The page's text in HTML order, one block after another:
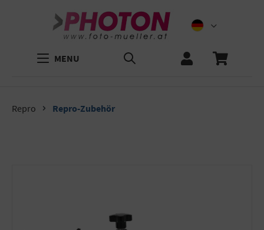
MENU
Repro Repro-Zubehör